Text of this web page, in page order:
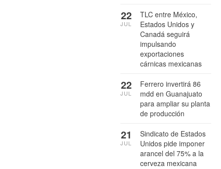
TLC entre México,
Estados Unidos y
Canadá seguirá
impulsando
exportaciones
cárnicas mexicanas
22
JUL
Ferrero invertirá 86
mdd en Guanajuato
para ampliar su planta
de producción
22
JUL
Sindicato de Estados
Unidos pide imponer
arancel del 75% a la
cerveza mexicana
21
JUL